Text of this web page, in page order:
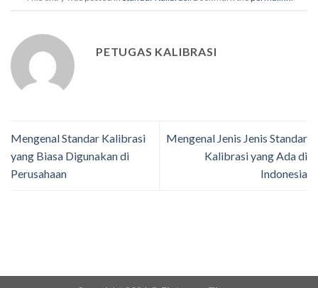
PETUGAS KALIBRASI
Mengenal Standar Kalibrasi
yang Biasa Digunakan di
Perusahaan
Mengenal Jenis Jenis Standar
Kalibrasi yang Ada di
Indonesia